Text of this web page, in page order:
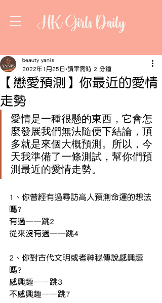
HK Girls Daily
【戀愛預測】你最近的愛情
走勢
beauty yanis
2022年1月25日 讀畢需時 2 分鐘
愛情是一種很懸的東西，它會怎
麼發展我們無法隨便下結論，頂
多就是來個大概預測。所以，今
天我準備了一條測試，幫你們預
測最近的愛情走勢。
1、你曾經有過尋訪高人預測命運的想法
嗎?
有過——跳2
從來沒有過——跳4
2、你對古代文明或者神秘傳說感興趣
嗎?
感興趣——跳3
不感興趣——跳7